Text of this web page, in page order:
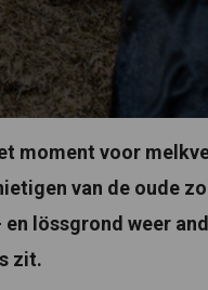
moment voor
van de oude
lössgrond weer
zit.